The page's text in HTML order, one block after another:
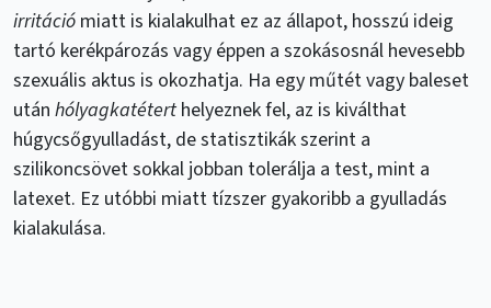
irritáció miatt is kialakulhat ez az állapot, hosszú ideig
tartó kerékpározás vagy éppen a szokásosnál hevesebb
szexuális aktus is okozhatja. Ha egy műtét vagy baleset
után hólyagkatétert helyeznek fel, az is kiválthat
húgycsőgyulladást, de statisztikák szerint a
szilikoncsövet sokkal jobban tolerálja a test, mint a
latexet. Ez utóbbi miatt tízszer gyakoribb a gyulladás
kialakulása.